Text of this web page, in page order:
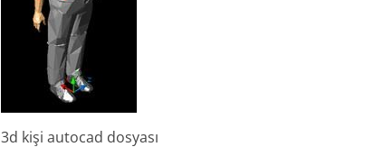
3d kişi autocad dosyası